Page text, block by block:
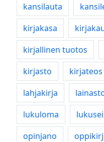
kansilauta
kirjakasa
kirjallinen tuotos
kirjasto
kirjateos
lahjakirja
lukuloma
opinjano